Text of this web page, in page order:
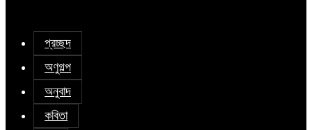
প্রচ্ছদ
অণুগল্প
অনুবাদ
কবিতা